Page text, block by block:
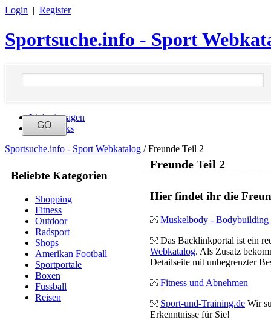
Login | Register
Sportsuche.info - Sport
Link eintragen
Neue Links
Sportsuche.info - Sport Webkatalog / Freunde Teil 2
Beliebte Kategorien
Shopping
Fitness
Outdoor
Radsport
Shops
Amerikan Football
Sportportale
Boxen
Fussball
Reisen
Freunde Teil 2
Hier findet ihr die
Muskelbody - Bodybuilding
Das Backlinkportal ist ein
Webkatalog. Als Zusatz
Detailseite mit unbegrenzter
Fitness und Abnehmen
Sport-und-Training.de Wir
Erkenntnisse für Sie!